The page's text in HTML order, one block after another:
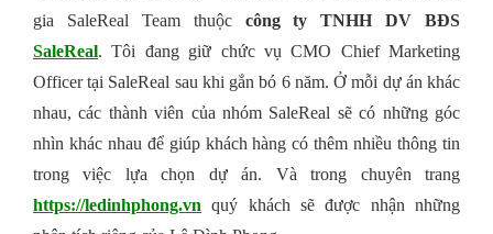
gia SaleReal Team thuộccông ty TNHH DV BĐS
SaleReal. Tôi đang giữ chức vụ CMO Chief Marketing
Officer tại SaleReal sau khi gắn bó 6 năm. Ở mỗi dự án khác
nhau, các thành viên của nhóm SaleReal sẽ có những góc
nhìn khác nhau để giúp khách hàng có thêm nhiều thông tin
trong việc lựa chọn dự án. Và trong chuyên trang
https://ledinhphong.vn quý khách sẽ được nhận những